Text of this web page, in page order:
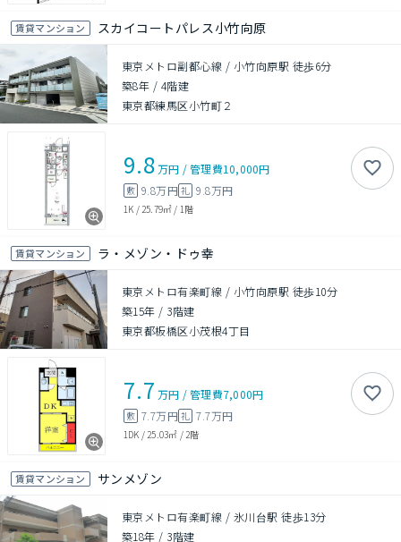
賃貸マンション スカイコートパレス小竹向原
東京メトロ副都心線 / 小竹向原駅 徒歩6分
築8年 / 4階建
東京都練馬区小竹町２
9.8万円 /管理費10,000円
敷 9.8万円礼 9.8万円
1K / 25.79㎡ / 1階
賃貸マンション ラ・メゾン・ドゥ幸
東京メトロ有楽町線 / 小竹向原駅 徒歩10分
築15年 / 3階建
東京都板橋区小茂根4丁目
7.7 万円 /管理費7,000円
敷 7.7万円礼 7.7万円
1DK / 25.03㎡ / 2階
賃貸マンション サンメゾン
東京メトロ有楽町線 / 氷川台駅 徒歩13分
築18年 / 3階建